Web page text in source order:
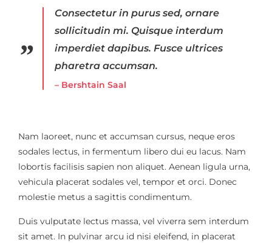
Consectetur in purus sed, ornare
sollicitudin mi. Quisque interdum
imperdiet dapibus. Fusce ultrices
pharetra accumsan.
– Bershtain Saal
Nam laoreet, nunc et accumsan cursus, neque eros
sodales lectus, in fermentum libero dui eu lacus. Nam
lobortis facilisis sapien non aliquet. Aenean ligula urna,
vehicula placerat sodales vel, tempor et orci. Donec
molestie metus a sagittis condimentum.
Duis vulputate lectus massa, vel viverra sem interdum
sit amet. In pulvinar arcu id nisi eleifend, in placerat